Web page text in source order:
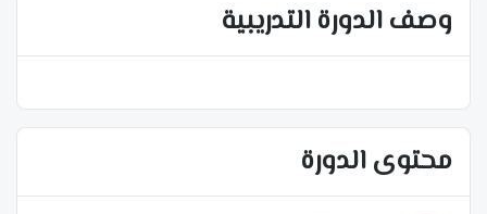
وصف الدورة التدريبية
محتوى الدورة